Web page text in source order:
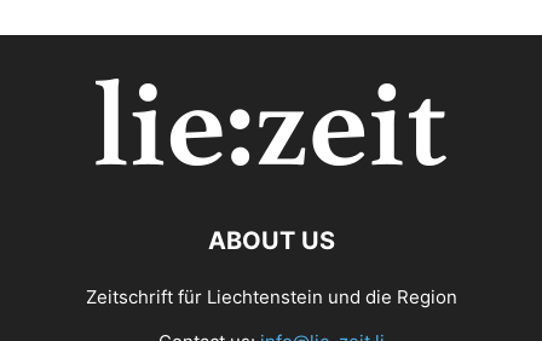
ABOUT US
Zeitschrift für Liechtenstein und die Region